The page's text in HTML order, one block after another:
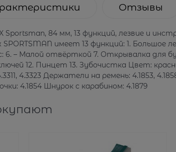
Отзывы
Sportsman, 84 мм, 13 функций, лезвие и
имеет 13 функций: 1. Большое
6. – Малой отвёрткой 7. Открывалка для
12. Пинцет 13. Зубочистка Цвет:
4.3323 Держатели на ремень: 4.1853,
4.1854 Шнурок с карабином: 4.1879